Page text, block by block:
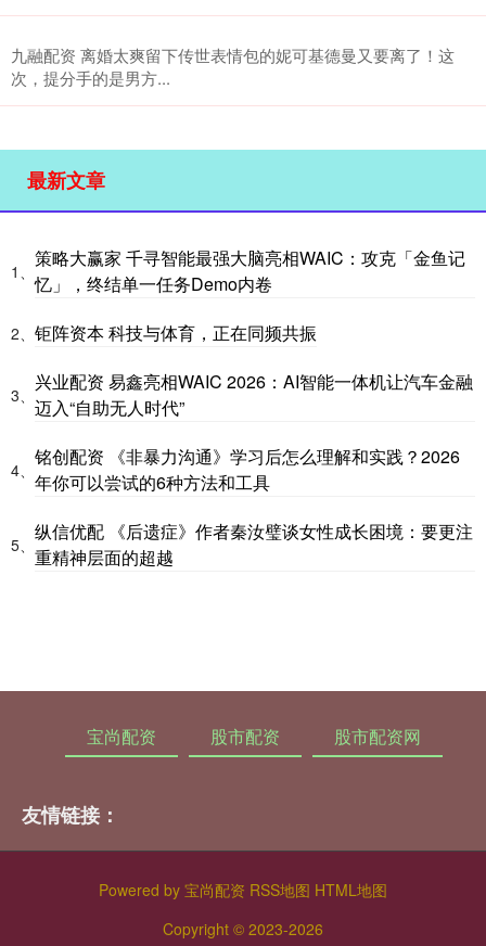
九融配资 离婚太爽留下传世表情包的妮可基德曼又要离了！这
次，提分手的是男方...
最新文章
1、
策略大赢家 千寻智能最强大脑亮相WAIC：攻克「金鱼记
忆」，终结单一任务Demo内卷
2、 钜阵资本 科技与体育，正在同频共振
3、
兴业配资 易鑫亮相WAIC 2026：AI智能一体机让汽车金融
迈入“自助无人时代”
4、
铭创配资 《非暴力沟通》学习后怎么理解和实践？2026
年你可以尝试的6种方法和工具
5、
纵信优配 《后遗症》作者秦汝璧谈女性成长困境：要更注
重精神层面的超越
宝尚配资 股市配资 股市配资网
友情链接：
Powered by 宝尚配资 RSS地图 HTML地图
Copyright © 2023-2026